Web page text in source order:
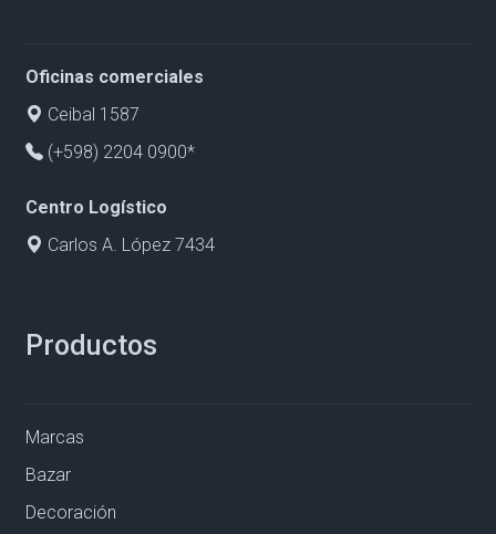
Oficinas comerciales
Ceibal 1587
(+598) 2204 0900*
Centro Logístico
Carlos A. López 7434
Productos
Marcas
Bazar
Decoración